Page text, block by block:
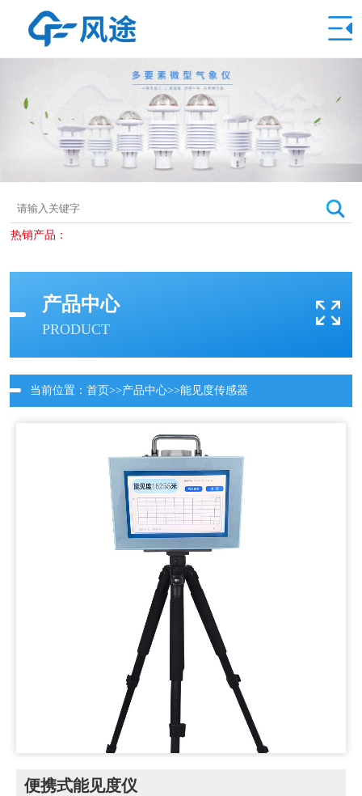
热销产品：
产品中心
PRODUCT
当前位置： 首页>>产品中心>>能见度传感器
便携式能见度仪